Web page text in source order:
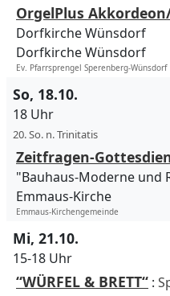
OrgelPlus
Dorfkirche Wünsdorf
Dorfkirche Wünsdorf
Ev. Pfarrsprengel Sperenberg-Wünsdorf
So, 18.10.
18 Uhr
20. So. n. Trinitatis
Zeitfragen-
"Bauhaus-Moderne und
Emmaus-Kirche
Emmaus-Kirchengemeinde
Mi, 21.10.
15-18 Uhr
“WÜRFEL & BRETT“ :